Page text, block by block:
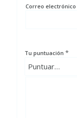
Correo electrónico
Tu puntuación *